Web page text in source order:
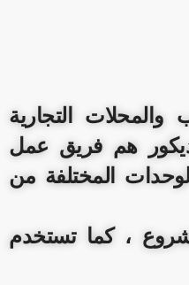
التجارية
هم فريق عمل
المختلفة من
، كما تستخدم